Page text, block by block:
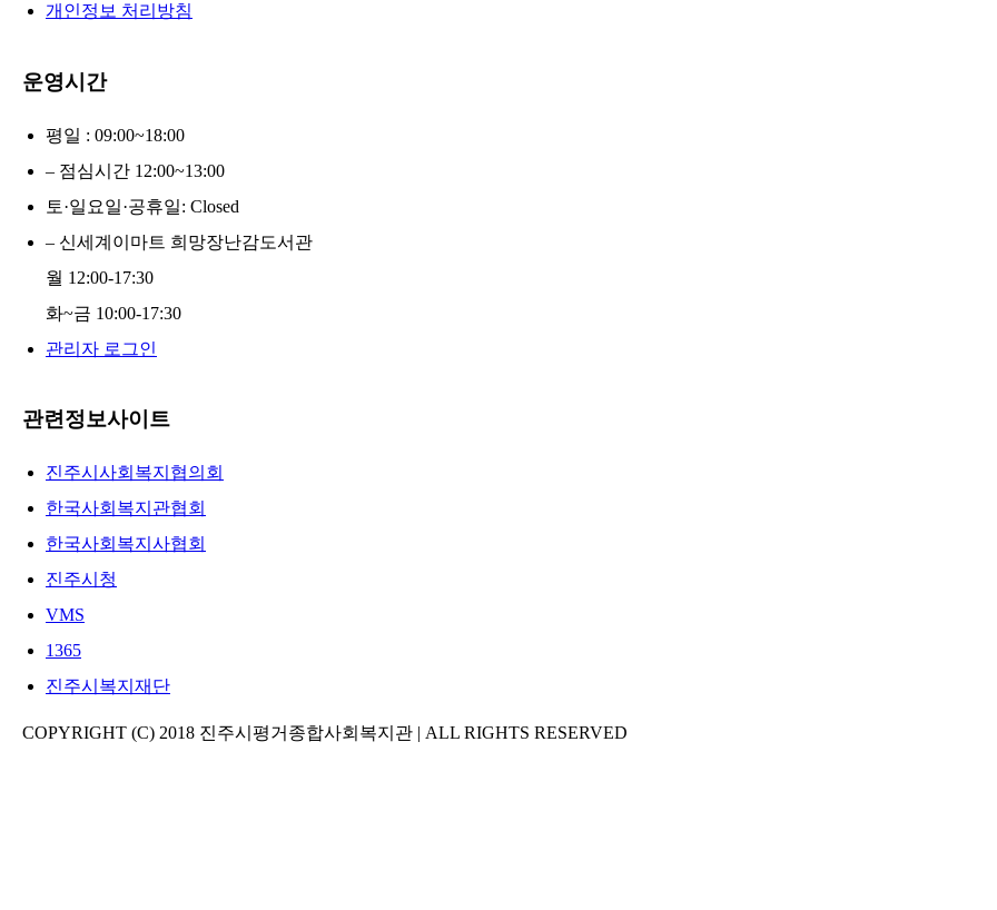
개인정보 처리방침
운영시간
평일 : 09:00~18:00
– 점심시간 12:00~13:00
토·일요일·공휴일: Closed
– 신세계이마트 희망장난감도서관
월 12:00-17:30
화~금 10:00-17:30
관리자 로그인
관련정보사이트
진주시사회복지협의회
한국사회복지관협회
한국사회복지사협회
진주시청
VMS
1365
진주시복지재단
COPYRIGHT (C) 2018 진주시평거종합사회복지관 | ALL RIGHTS RESERVED